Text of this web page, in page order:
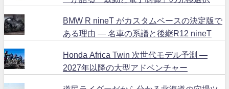
BMW R nineT がカスタムベースの決定版で
ある理由 ― 名車の系譜と後継R12 nineT
Honda Africa Twin 次世代モデル予測 ―
2027年以降の大型アドベンチャー